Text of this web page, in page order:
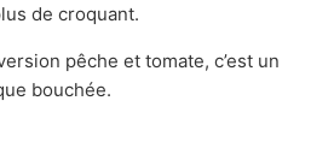
de croquant.
pêche et tomate, c’est un
bouchée.